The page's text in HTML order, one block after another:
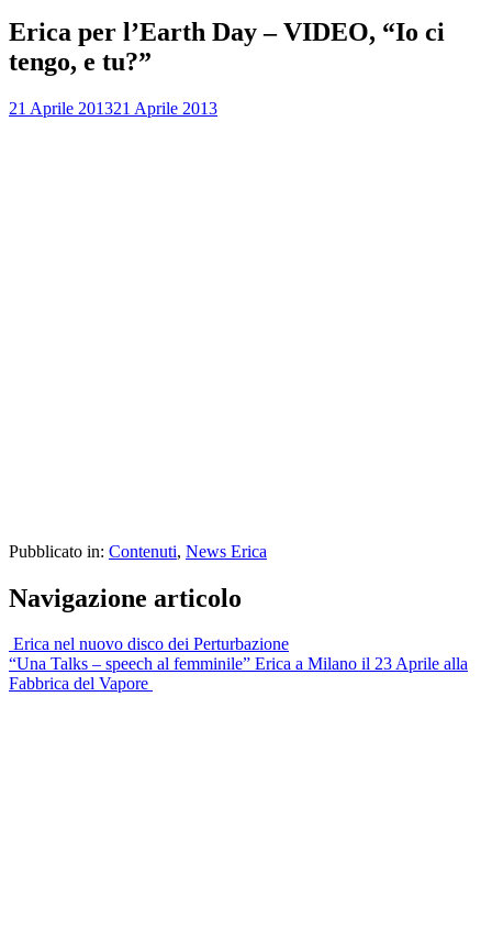
Erica per l’Earth Day – VIDEO, “Io ci
tengo, e tu?”
21 Aprile 201321 Aprile 2013
Pubblicato in: Contenuti, News Erica
Navigazione articolo
Erica nel nuovo disco dei Perturbazione
“Una Talks – speech al femminile” Erica a Milano il 23 Aprile alla
Fabbrica del Vapore